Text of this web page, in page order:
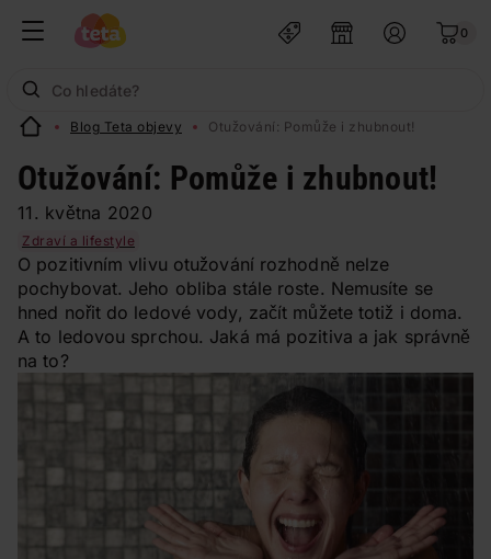
0
Blog Teta objevy Otužování: Pomůže i zhubnout!
Otužování: Pomůže i zhubnout!
11. května 2020
Zdraví a lifestyle
O pozitivním vlivu otužování rozhodně nelze
pochybovat. Jeho obliba stále roste. Nemusíte se
hned nořit do ledové vody, začít můžete totiž i doma.
A to ledovou sprchou. Jaká má pozitiva a jak správně
na to?